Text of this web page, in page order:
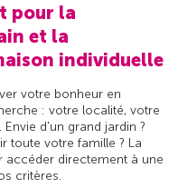
pour la
et la
individuelle
votre bonheur en
: votre localité, votre
d'un grand jardin ?
toute votre famille ? La
accéder directement à une
critères.